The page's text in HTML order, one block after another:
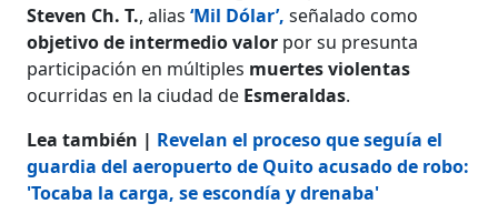
Steven Ch. T., alias‘Mil Dólar’,señalado como
objetivo de intermedio valor por su presunta
participación en múltiples muertes violentas
ocurridas en la ciudad de Esmeraldas.
Lea también | Revelan el proceso que seguía el
guardia del aeropuerto de Quito acusado de robo:
'Tocaba la carga, se escondía y drenaba'